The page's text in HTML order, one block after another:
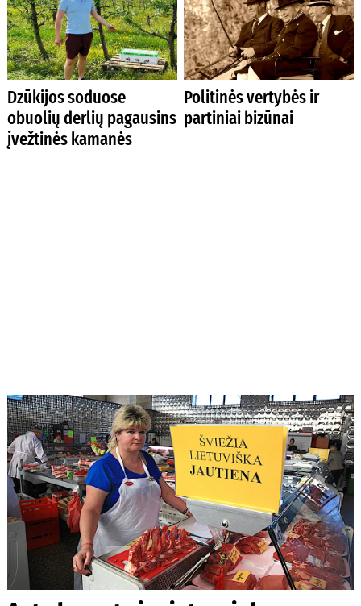
Dzūkijos soduose
obuolių derlių pagausins
įvežtinės kamanės
Politinės vertybės ir
partiniai bizūnai